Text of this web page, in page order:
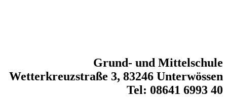
Grund- und Mittelschule
Wetterkreuzstraße 3, 83246 Unterwössen
Tel: 08641 6993 40